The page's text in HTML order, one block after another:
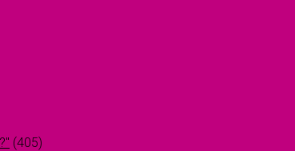
(405)